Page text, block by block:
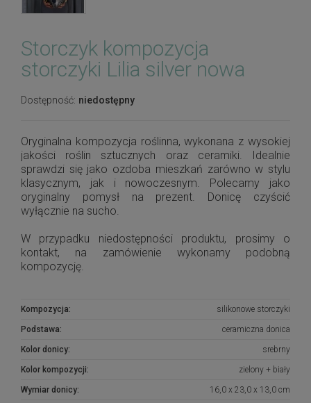
Storczyk kompozycja
storczyki Lilia silver nowa
Dostępność: niedostępny
Oryginalna kompozycja roślinna, wykonana z wysokiej
jakości roślin sztucznych oraz ceramiki. Idealnie
sprawdzi się jako ozdoba mieszkań zarówno w stylu
klasycznym, jak i nowoczesnym. Polecamy jako
oryginalny pomysł na prezent. Donicę czyścić
wyłącznie na sucho.
W przypadku niedostępności produktu, prosimy o
kontakt, na zamówienie wykonamy podobną
kompozycję.
Kompozycja: silikonowe storczyki
Podstawa: ceramiczna donica
Kolor donicy: srebrny
Kolor kompozycji: zielony + biały
Wymiar donicy: 16,0 x 23,0 x 13,0 cm